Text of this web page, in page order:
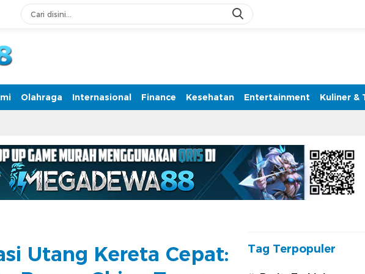
Terpercaya
Olahraga Internasional Finance Kesehatan Entertainment Kuliner &
Utang Kereta Cepat:
Tag Terpopuler